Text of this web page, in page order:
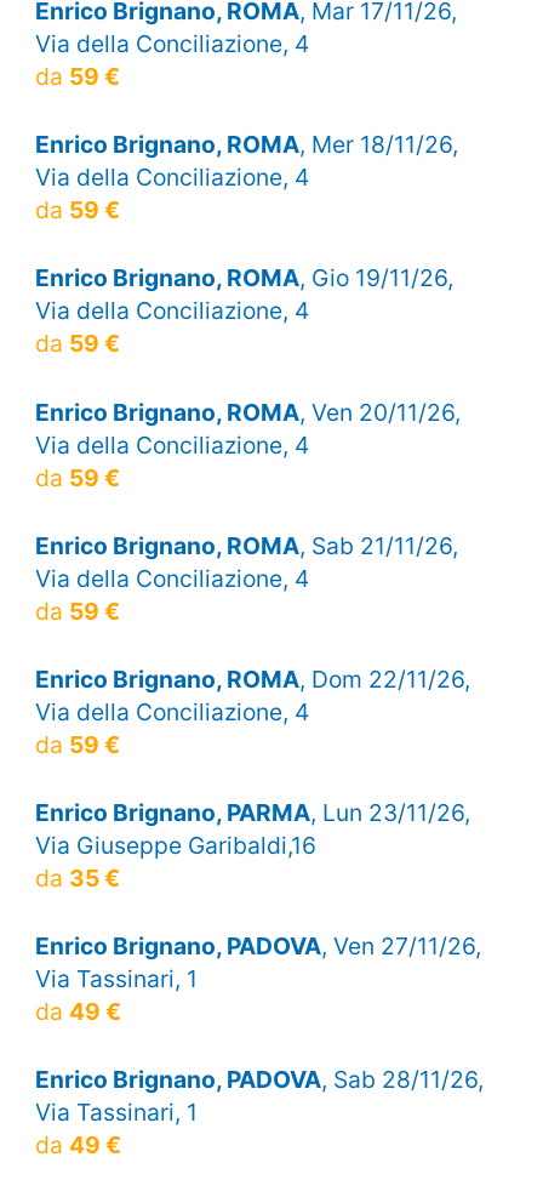
Enrico Brignano, ROMA, Mar 17/11/26,
Via della Conciliazione, 4
da 59 €
Enrico Brignano, ROMA, Mer 18/11/26,
Via della Conciliazione, 4
da 59 €
Enrico Brignano, ROMA, Gio 19/11/26,
Via della Conciliazione, 4
da 59 €
Enrico Brignano, ROMA, Ven 20/11/26,
Via della Conciliazione, 4
da 59 €
Enrico Brignano, ROMA, Sab 21/11/26,
Via della Conciliazione, 4
da 59 €
Enrico Brignano, ROMA, Dom 22/11/26,
Via della Conciliazione, 4
da 59 €
Enrico Brignano, PARMA, Lun 23/11/26,
Via Giuseppe Garibaldi,16
da 35 €
Enrico Brignano, PADOVA, Ven 27/11/26,
Via Tassinari, 1
da 49 €
Enrico Brignano, PADOVA, Sab 28/11/26,
Via Tassinari, 1
da 49 €